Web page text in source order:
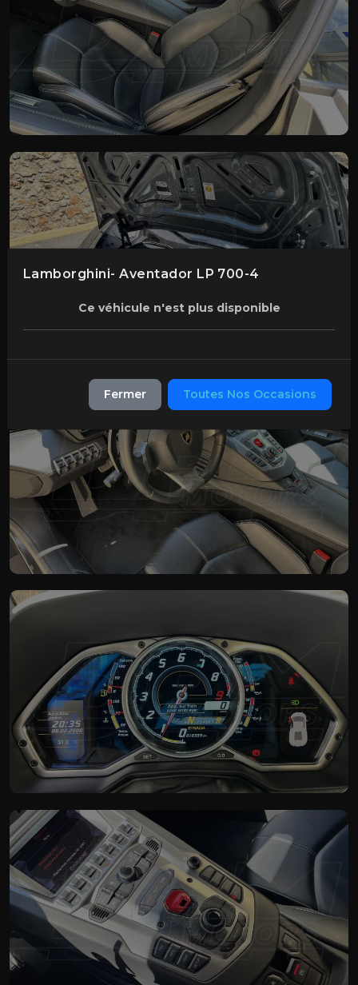
Lamborghini- Aventador LP 700-4
Ce véhicule n'est plus disponible
Fermer Toutes Nos Occasions